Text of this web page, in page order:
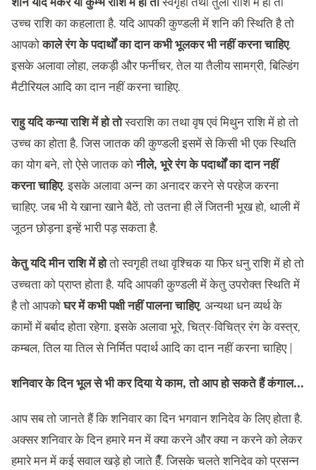
उच्च राशि का कहलाता है. यदि आपकी कुण्डली में शनि की स्थिति है तो
आपकोकाले रंग के पदार्थों का दान कभी भूलकर भी नहीं करना चाहिए.
इसके अलावा लोहा, लकड़ी और फर्नीचर, तेल या तैलीय सामग्री, बिल्डिंग
मैटीरियल आदि का दान नहीं करना चाहिए.
राहु यदि कन्या राशि में हो तोस्वराशि का तथा वृष एवं मिथुन राशि में हो तो
उच्च का होता है. जिस जातक की कुण्डली इसमें से किसी भी एक स्थिति
का योग बने, तो ऐसे जातक कोनीले, भूरे रंग के पदार्थों का दान नहीं
करना चाहिए. इसके अलावा अन्न का अनादर करने से परहेज करना
चाहिए. जब भी ये खाना खाने बैठें, तो उतना ही लें जितनी भूख हो, थाली में
जूठन छोड़ना इन्हें भारी पड़ सकता है.
केतु यदि मीन राशि में होतो स्वगृही तथा वृश्चिक या फिर धनु राशि में हो तो
उच्चता को प्राप्त होता है. यदि आपकी कुण्डली में केतु उपरोक्त स्थिति में
है तो आपकोघर में कभी पक्षी नहीं पालना चाहिए, अन्यथा धन व्यर्थ के
कामों में बर्बाद होता रहेगा. इसके अलावा भूरे, चित्र-विचित्र रंग के वस्त्र,
कम्बल, तिल या तिल से निर्मित पदार्थ आदि का दान नहीं करना चाहिए |
शनिवार के दिन भूल से भी कर दिया ये काम, तो आप हो सकते हैं कंगाल…
आप सब तो जानते हैं कि शनिवार का दिन भगवान शनिदेव के लिए होता है.
अक्सर शनिवार के दिन हमारे मन में क्या करने और क्या न करने को लेकर
हमारे मन में कई सवाल खड़े हो जाते हैँ. जिसके चलते शनिदेव को प्रसन्न